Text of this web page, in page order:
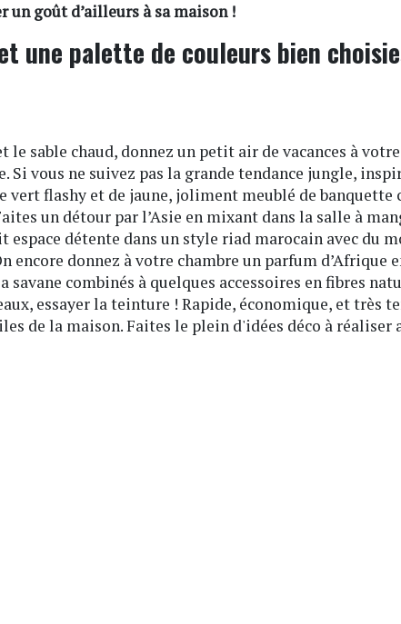
goût d’ailleurs à sa maison !
une palette de couleurs bien
sable chaud, donnez un petit air de vacances à
Si vous ne suivez pas la grande tendance jungle,
flashy et de jaune, joliment meublé de
un détour par l’Asie en mixant dans la salle à
espace détente dans un style riad marocain avec du
encore donnez à votre chambre un parfum
combinés à quelques accessoires en fibres
essayer la teinture ! Rapide, économique, et très
de la maison. Faites le plein d'idées déco à